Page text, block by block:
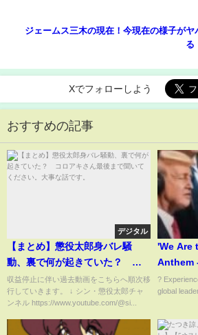
ジェームス三木の現在！今現在の様子がヤ
る
Xでフォローしよう
おすすめの記事
デジタル
【まとめ】懲役太郎身バレ騒
動、裏で何が起きていた？ コ
ロアキさん最後まで聞いてくだ
さい。大事な話です。
収益停止に伴い過去動画をこちらへ順次移
行していきます。 ↓ シン・懲役太郎チャ
ンネル https://www.youtube.com/@si...
'We Are
Anthem
in AI-
?
global